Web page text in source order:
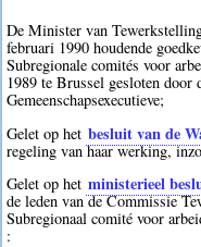
De Minister van
februari 1990 houdende
Subregionale comités voor
1989 te Brussel gesloten door
Gemeenschapsexecutieve;
Gelet op het besluit van de
regeling van haar werking,
Gelet op het ministerieel
de leden van de Commissie
Subregionaal comité voor
: